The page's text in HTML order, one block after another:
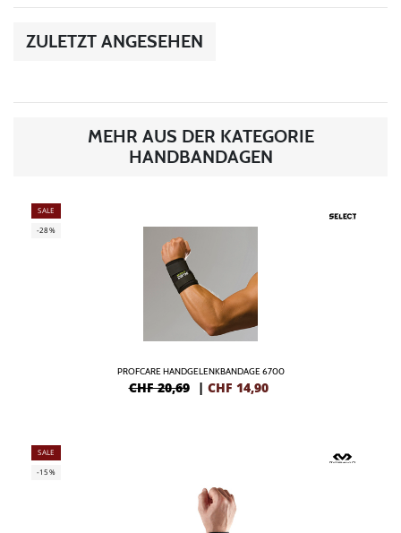
ZULETZT ANGESEHEN
MEHR AUS DER KATEGORIE
HANDBANDAGEN
SALE
-28%
PROFCARE HANDGELENKBANDAGE 6700
CHF 20,69 | CHF 14,90
SALE
-15%